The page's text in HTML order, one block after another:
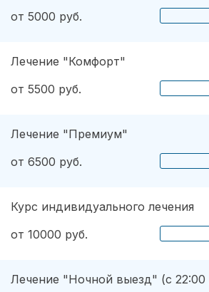
от 5000 руб.
Лечение "Комфорт"
от 5500 руб.
Лечение "Премиум"
от 6500 руб.
Курс индивидуального лечения
от 10000 руб.
Лечение "Ночной выезд" (с 22:00